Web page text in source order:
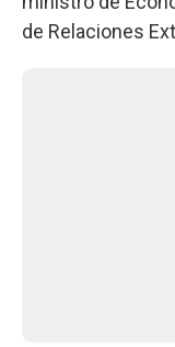
de Relaciones